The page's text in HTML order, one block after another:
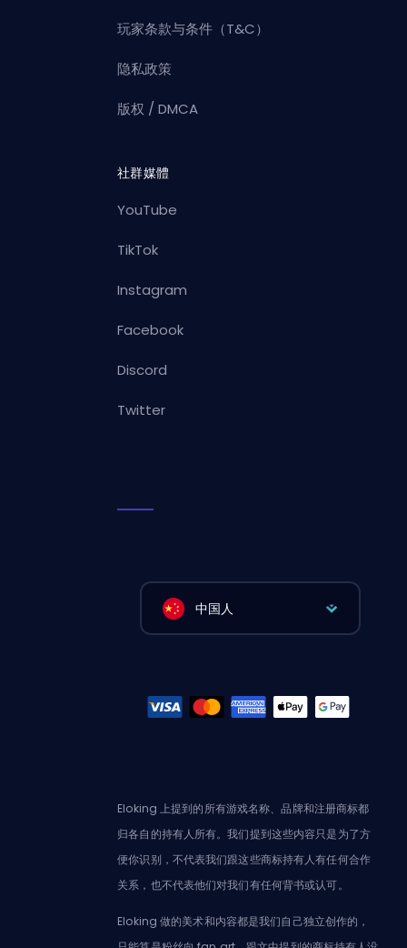
玩家条款与条件（T&C）
隐私政策
版权 / DMCA
社群媒體
YouTube
TikTok
Instagram
Facebook
Discord
Twitter
中国人
Eloking 上提到的所有游戏名称、品牌和注册商标都
归各自的持有人所有。我们提到这些内容只是为了方
便你识别，不代表我们跟这些商标持有人有任何合作
关系，也不代表他们对我们有任何背书或认可。
Eloking 做的美术和内容都是我们自己独立创作的，